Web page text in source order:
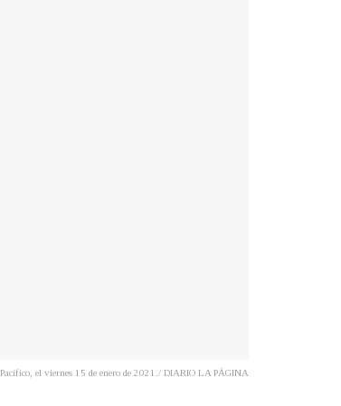
el viernes 15 de enero de 2021./ DIARIO LA PÁGINA